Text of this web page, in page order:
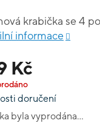
Kč
doručení
byla vyprodána…
krabička se 4
informace